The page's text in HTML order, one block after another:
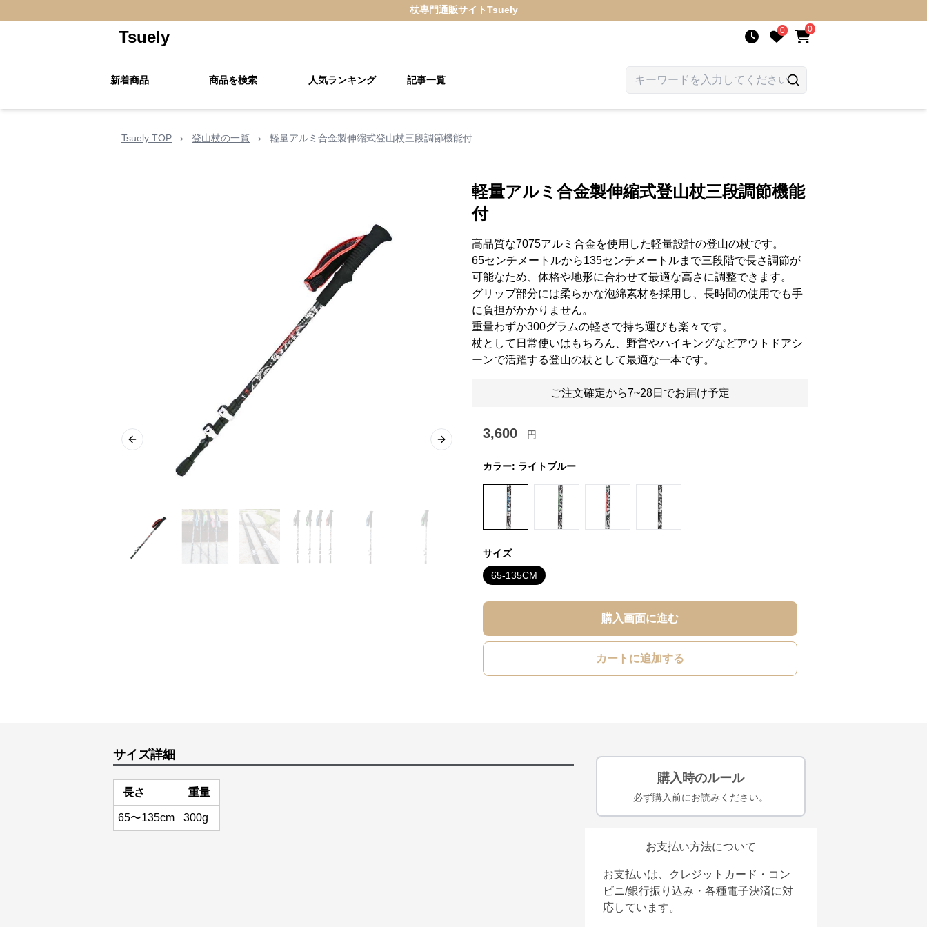
杖専門通販サイトTsuely
Tsuely 0 0
新着商品 商品を検索 人気ランキング 記事一覧
Tsuely TOP › 登山杖の一覧 › 軽量アルミ合金製伸縮式登山杖三段調節機能付
Previous slide Next slide
軽量アルミ合金製伸縮式登山杖三段調節機能
付
高品質な7075アルミ合金を使用した軽量設計の登山の杖です。
65センチメートルから135センチメートルまで三段階で長さ調節が
可能なため、体格や地形に合わせて最適な高さに調整できます。
グリップ部分には柔らかな泡綿素材を採用し、長時間の使用でも手
に負担がかかりません。
重量わずか300グラムの軽さで持ち運びも楽々です。
杖として日常使いはもちろん、野営やハイキングなどアウトドアシ
ーンで活躍する登山の杖として最適な一本です。
ご注文確定から7~28日でお届け予定
3,600 円
カラー: ライトブルー
サイズ
65-135CM
購入画面に進む
カートに追加する
サイズ詳細
長さ 重量
65〜135cm 300g
購入時のルール
必ず購入前にお読みください。
お支払い方法について
お支払いは、クレジットカード・コン
ビニ/銀行振り込み・各種電子決済に対
応しています。